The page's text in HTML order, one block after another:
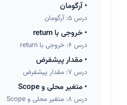
•آرگومان
درس 5: آرگومان
• خروجی با return
درس 6: خروجی با return
• مقدار پیشفرض
درس 7: مقدار پیشفرض
• متغیر محلی و Scope
درس 8: متغیر محلی و Scope